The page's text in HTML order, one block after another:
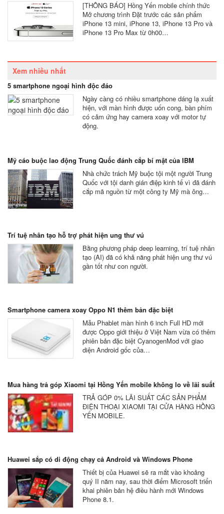
[THÔNG BÁO] Hồng Yến mobile chính thức
Mở chương trình Đặt trước các sản phẩm
iPhone 13 mini, iPhone 13, iPhone 13 Pro và
iPhone 13 Pro Max từ 0h00…
Xem nhiều nhất
5 smartphone ngoại hình độc đáo
Ngày càng có nhiều smartphone dáng lạ xuất
hiện, với màn hình được uốn cong, bàn phím
có cảm ứng hay camera xoay với motor tự
động.
Mỹ cáo buộc lao động Trung Quốc đánh cắp bí mật của IBM
Nhà chức trách Mỹ buộc tội một người Trung
Quốc với tội danh gián điệp kinh tế vì đã đánh
cắp mã nguồn từ một công ty Mỹ mà ông…
Trí tuệ nhân tạo hỗ trợ phát hiện ung thư vú
Bằng phương pháp deep learning, trí tuệ nhân
tạo (AI) đã có khả năng phát hiện ung thư vú
gần tốt như con người.
Smartphone camera xoay Oppo N1 thêm bản đặc biệt
Mẫu Phablet màn hình 6 inch Full HD mới
được Oppo giới thiệu ở Việt Nam vừa có thêm
phiên bản đặc biệt CyanogenMod với giao
diện Android gốc của…
Mua hàng trả góp Xiaomi tại Hồng Yến mobile không lo về lãi suất
TRẢ GÓP 0% LÃI SUẤT CÁC SẢN PHẨM
ĐIỆN THOẠI XIAOMI TẠI CỬA HÀNG HỒNG
YẾN MOBILE.
Huawei sắp có di động chạy cả Android và Windows Phone
Thiết bị của Huawei sẽ ra mắt vào khoảng
quý II năm nay, sau thời điểm Microsoft triển
khai phiên bản hệ điều hành mới Windows
Phone 8.1.